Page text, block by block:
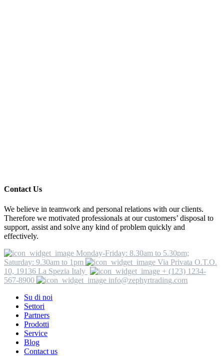
Contact Us
We believe in teamwork and personal relations with our clients.
Therefore we motivated professionals at our customers’ disposal to
support, assist and solve any kind of problem quickly and
effectively.
Monday-Friday: 8.30am to 5.30pm;
Saturday: 9.30am to 1pm
Via Privata O.T.O.
10, 19136 La Spezia Italy
+ (123) 1234-
567-8900
info@zephyrtrading.com
Su di noi
Settori
Partners
Prodotti
Service
Blog
Contact us